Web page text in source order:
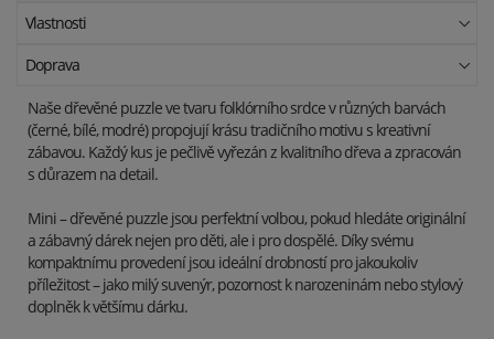
Vlastnosti
Doprava
Naše dřevěné puzzle ve tvaru folklórního srdce v různých barvách
(černé, bílé, modré) propojují krásu tradičního motivu s kreativní
zábavou. Každý kus je pečlivě vyřezán z kvalitního dřeva a zpracován
s důrazem na detail.
Mini – dřevěné puzzle jsou perfektní volbou, pokud hledáte originální
a zábavný dárek nejen pro děti, ale i pro dospělé. Díky svému
kompaktnímu provedení jsou ideální drobností pro jakoukoliv
příležitost – jako milý suvenýr, pozornost k narozeninám nebo stylový
doplněk k většímu dárku.